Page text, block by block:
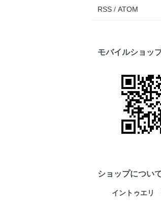
RSS / ATOM
モバイルショッ
ショップについ
イントゥエリ